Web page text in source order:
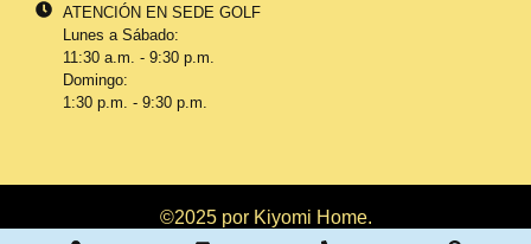
ATENCIÓN EN SEDE GOLF
Lunes a Sábado:
11:30 a.m. - 9:30 p.m.
Domingo:
1:30 p.m. - 9:30 p.m.
©2025 por Kiyomi Home.